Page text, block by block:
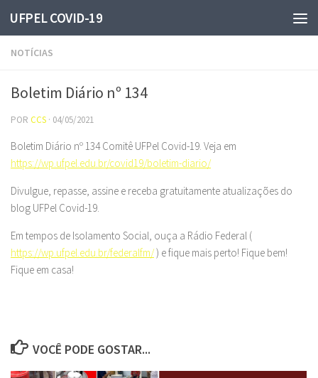
Skip to content
UFPEL COVID-19
NOTÍCIAS
Boletim Diário nº 134
POR CCS · 04/05/2021
Boletim Diário nº 134 Comitê UFPel Covid-19. Veja em
https://wp.ufpel.edu.br/covid19/boletim-diario/
Divulgue, repasse, assine e receba gratuitamente atualizações do
blog UFPel Covid-19.
Em tempos de Isolamento Social, ouça a Rádio Federal (
https://wp.ufpel.edu.br/federalfm/) e fique mais perto! Fique bem!
Fique em casa!
VOCÊ PODE GOSTAR...